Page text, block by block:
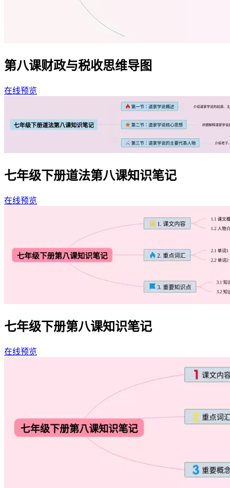
第八课财政与税收思维导图
在线预览
七年级下册道法第八课知识笔记
在线预览
七年级下册第八课知识笔记
在线预览